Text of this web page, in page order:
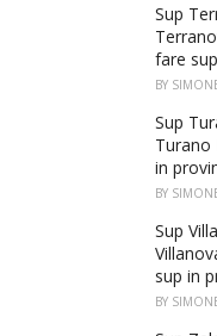
Sup
fare
BY
Sup
Turano
in
BY
Sup
sup in
BY